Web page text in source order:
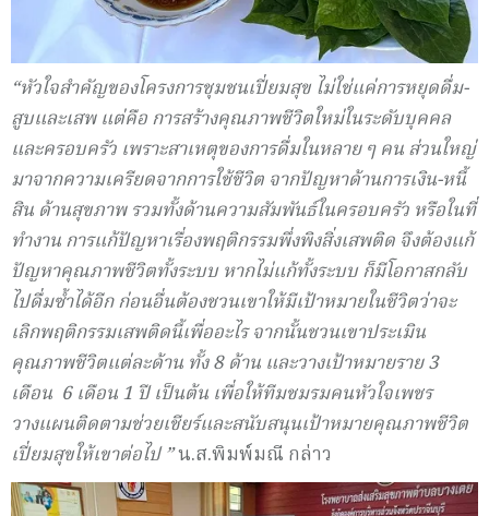
“หัวใจสำคัญของโครงการชุมชนเปี่ยมสุข ไม่ใช่แค่การหยุดดื่ม-
สูบและเสพ แต่คือ การสร้างคุณภาพชีวิตใหม่ในระดับบุคคล
และครอบครัว เพราะสาเหตุของการดื่มในหลาย ๆ คน ส่วนใหญ่
มาจากความเครียดจากการใช้ชีวิต จากปัญหาด้านการเงิน-หนี้
สิน ด้านสุขภาพ รวมทั้งด้านความสัมพันธ์ในครอบครัว หรือในที่
ทำงาน การแก้ปัญหาเรื่องพฤติกรรมพึ่งพิงสิ่งเสพติด จึงต้องแก้
ปัญหาคุณภาพชีวิตทั้งระบบ หากไม่แก้ทั้งระบบ ก็มีโอกาสกลับ
ไปดื่มซ้ำได้อีก ก่อนอื่นต้องชวนเขาให้มีเป้าหมายในชีวิตว่าจะ
เลิกพฤติกรรมเสพติดนี้เพื่ออะไร จากนั้นชวนเขาประเมิน
คุณภาพชีวิตแต่ละด้าน ทั้ง 8 ด้าน และวางเป้าหมายราย 3
เดือน 6 เดือน 1 ปี เป็นต้น เพื่อให้ทีมชมรมคนหัวใจเพชร
วางแผนติดตามช่วยเชียร์และสนับสนุนเป้าหมายคุณภาพชีวิต
เปี่ยมสุขให้เขาต่อไป ”น.ส.พิมพ์มณี กล่าว